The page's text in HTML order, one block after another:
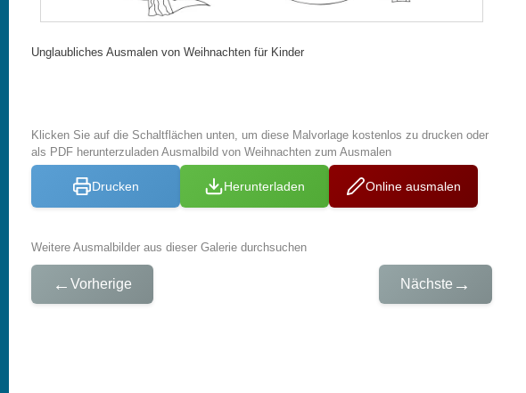
Unglaubliches Ausmalen von Weihnachten für Kinder
Klicken Sie auf die Schaltflächen unten, um diese Malvorlage kostenlos zu drucken oder
als PDF herunterzuladen Ausmalbild von Weihnachten zum Ausmalen
Drucken Herunterladen Online ausmalen
Weitere Ausmalbilder aus dieser Galerie durchsuchen
← Vorherige Nächste →